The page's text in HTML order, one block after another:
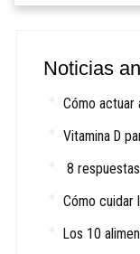
Noticias
Cómo actuar
Vitamina D
8
Cómo cuidar
Los 10